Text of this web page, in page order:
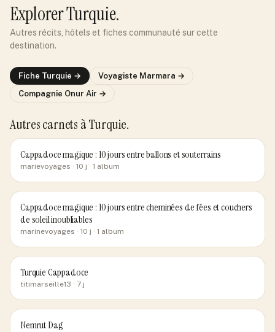
ExplorerTurquie.
Autres récits, hôtels et fiches communauté sur cette
destination.
Fiche Turquie → Voyagiste Marmara →
Compagnie Onur Air →
Autres carnets à Turquie.
Cappadoce magique : 10 jours entre ballons et souterrains
marievoyages · 10 j · 1 album
Cappadoce magique : 10 jours entre cheminées de fées et couchers
de soleil inoubliables
marinevoyages · 10 j · 1 album
Turquie Cappadoce
titimarseille13 · 7 j
Nemrut Dag